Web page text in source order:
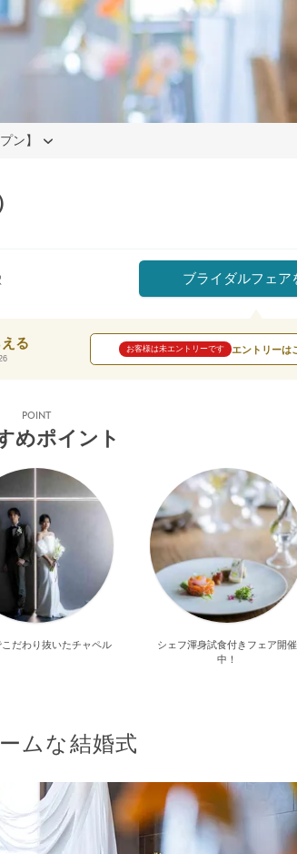
ン】
ブライダルフェア
る お客様は未エントリーです エントリーは
POINT
めポイント
だわり抜いたチャペル
シェフ渾身試食付きフェア開催
中！
ムな結婚式